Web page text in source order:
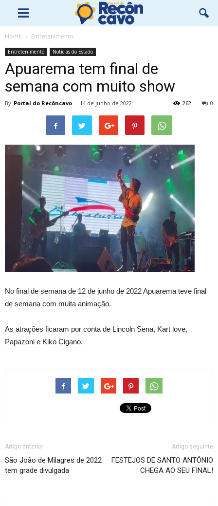
Home Entretenimento
Entretenimento Notícias do Estado
Apuarema tem final de
semana com muito show
By Portal do Recôncavo - 14 de junho de 2022 0
262
No final de semana de 12 de junho de 2022 Apuarema teve final
de semana com muita animação.
As atrações ficaram por conta de Lincoln Sena, Kart love,
Papazoni e Kiko Cigano.
Artigo anterior
São João de Milagres de 2022
tem grade divulgada
Artigo seguinte
FESTEJOS DE SANTO ANTÔNIO
CHEGA AO SEU FINAL!